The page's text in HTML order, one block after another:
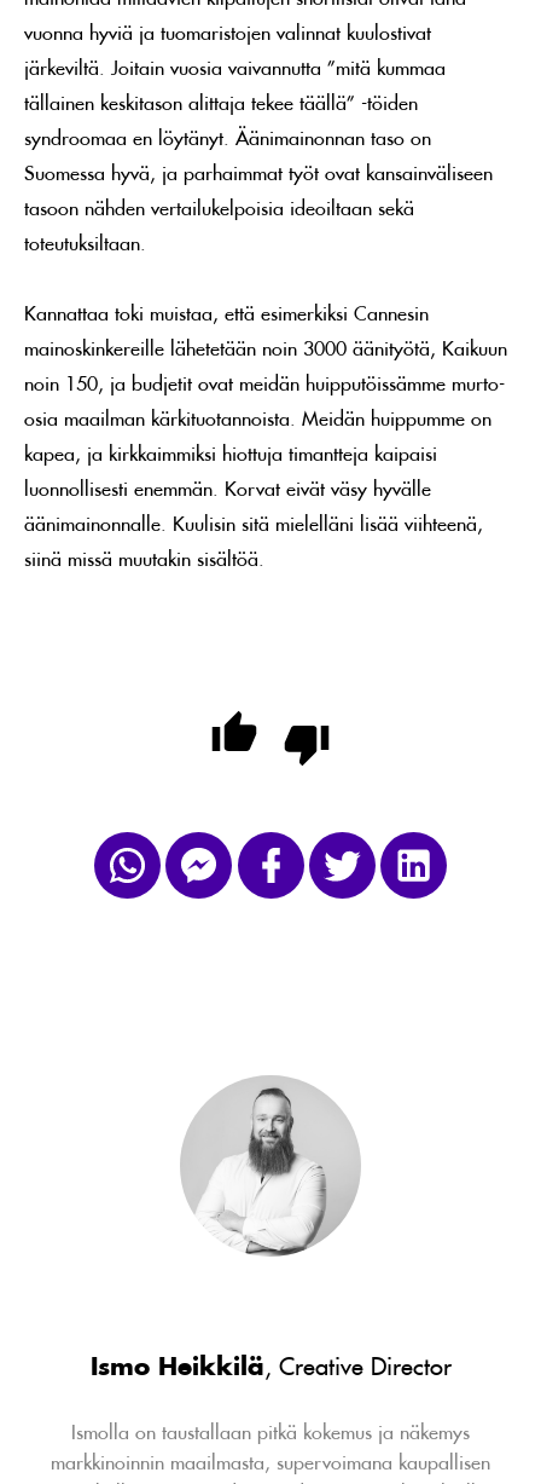
vuonna hyviä ja tuomaristojen valinnat kuulostivat
järkeviltä. Joitain vuosia vaivannutta ”mitä kummaa
tällainen keskitason alittaja tekee täällä” -töiden
syndroomaa en löytänyt. Äänimainonnan taso on
Suomessa hyvä, ja parhaimmat työt ovat kansainväliseen
tasoon nähden vertailukelpoisia ideoiltaan sekä
toteutuksiltaan.
Kannattaa toki muistaa, että esimerkiksi Cannesin
mainoskinkereille lähetetään noin 3000 äänityötä, Kaikuun
noin 150, ja budjetit ovat meidän huipputöissämme murto-
osia maailman kärkituotannoista. Meidän huippumme on
kapea, ja kirkkaimmiksi hiottuja timantteja kaipaisi
luonnollisesti enemmän. Korvat eivät väsy hyvälle
äänimainonnalle. Kuulisin sitä mielelläni lisää viihteenä,
siinä missä muutakin sisältöä.
Ismo Heikkilä, Creative Director
Ismolla on taustallaan pitkä kokemus ja näkemys
markkinoinnin maailmasta, supervoimana kaupallisen